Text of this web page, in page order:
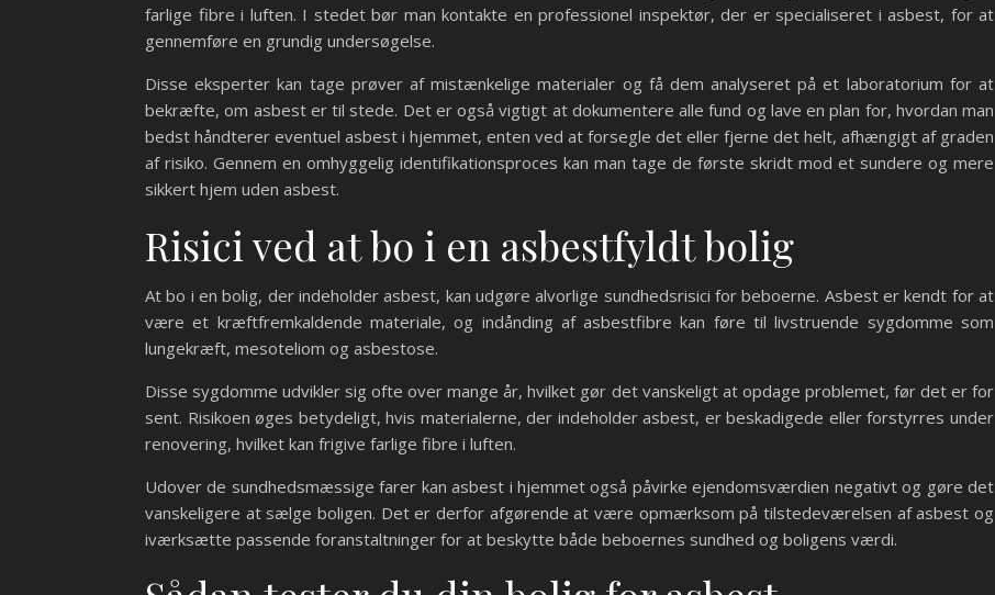
farlige fibre i luften. I stedet bør man kontakte en professionel inspektør, der er specialiseret i asbest, for at
gennemføre en grundig undersøgelse.
Disse eksperter kan tage prøver af mistænkelige materialer og få dem analyseret på et laboratorium for at
bekræfte, om asbest er til stede. Det er også vigtigt at dokumentere alle fund og lave en plan for, hvordan man
bedst håndterer eventuel asbest i hjemmet, enten ved at forsegle det eller fjerne det helt, afhængigt af graden
af risiko. Gennem en omhyggelig identifikationsproces kan man tage de første skridt mod et sundere og mere
sikkert hjem uden asbest.
Risici ved at bo i en asbestfyldt bolig
At bo i en bolig, der indeholder asbest, kan udgøre alvorlige sundhedsrisici for beboerne. Asbest er kendt for at
være et kræftfremkaldende materiale, og indånding af asbestfibre kan føre til livstruende sygdomme som
lungekræft, mesoteliom og asbestose.
Disse sygdomme udvikler sig ofte over mange år, hvilket gør det vanskeligt at opdage problemet, før det er for
sent. Risikoen øges betydeligt, hvis materialerne, der indeholder asbest, er beskadigede eller forstyrres under
renovering, hvilket kan frigive farlige fibre i luften.
Udover de sundhedsmæssige farer kan asbest i hjemmet også påvirke ejendomsværdien negativt og gøre det
vanskeligere at sælge boligen. Det er derfor afgørende at være opmærksom på tilstedeværelsen af asbest og
iværksætte passende foranstaltninger for at beskytte både beboernes sundhed og boligens værdi.